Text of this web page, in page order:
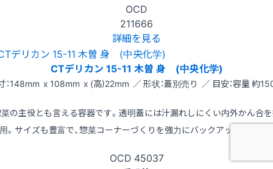
OCD
211666
詳細を見る
CTデリカン 15-11 木曽 身 (中央化学)
：148mm x 108mm x (高)22mm ／ 形状：蓋別売り ／ 目安：容量 約
の主役とも言える容器です。透明蓋には汁漏れしにくい内外かん合
用。サイズも豊富で、惣菜コーナーづくりを強力にバックアップします。
OCD 45037